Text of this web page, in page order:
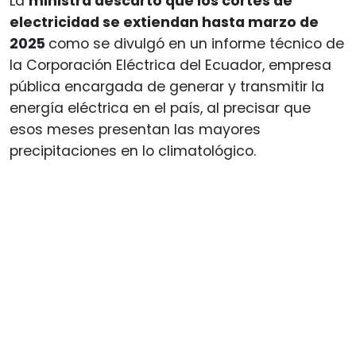
electricidad se extiendan hasta marzo de
2025 como se divulgó en un informe técnico de
la Corporación Eléctrica del Ecuador, empresa
pública encargada de generar y transmitir la
energía eléctrica en el país, al precisar que
esos meses presentan las mayores
precipitaciones en lo climatológico.